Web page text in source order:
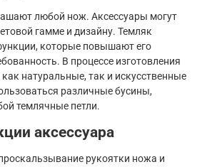
любой нож. Аксессуары могут
гамме и дизайну. Темляк
которые повышают его
В процессе изготовления
натуральные, так и искусственные
различные бусины,
темлячные петли.
аксессуара
рукоятки ножа и